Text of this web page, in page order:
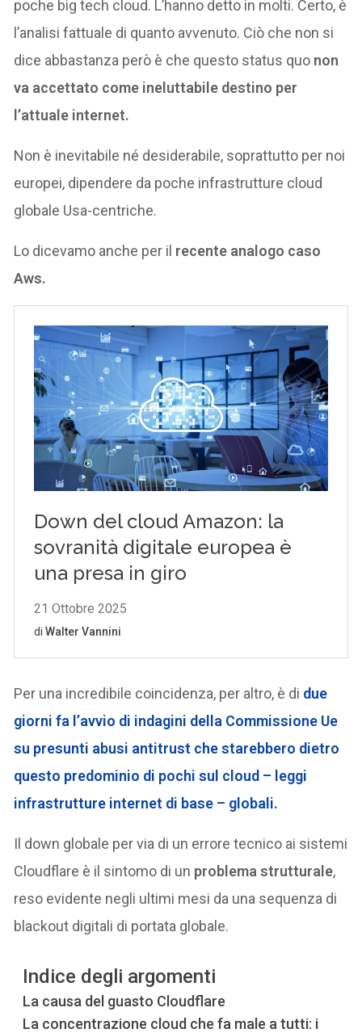
poche big tech cloud. L’hanno detto in molti. Certo, è
l’analisi fattuale di quanto avvenuto. Ciò che non si
dice abbastanza però è che questo status quo non
va accettato come ineluttabile destino per
l’attuale internet.
Non è inevitabile né desiderabile, soprattutto per noi
europei, dipendere da poche infrastrutture cloud
globale Usa-centriche.
Lo dicevamo anche per il recente analogo caso
Aws.
Per una incredibile coincidenza, per altro, è di due
giorni fa l’avvio di indagini della Commissione Ue
su presunti abusi antitrust che starebbero dietro
questo predominio di pochi sul cloud – leggi
infrastrutture internet di base – globali.
Il down globale per via di un errore tecnico ai sistemi
Cloudflare è il sintomo di un problema strutturale,
reso evidente negli ultimi mesi da una sequenza di
blackout digitali di portata globale.
Indice degli argomenti
La causa del guasto Cloudflare
La concentrazione cloud che fa male a tutti: i